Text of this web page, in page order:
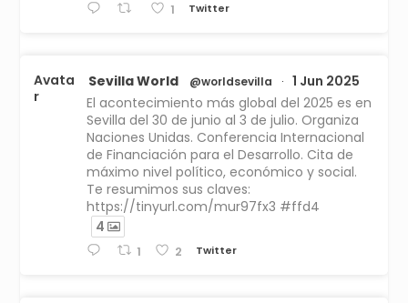
1 Twitter
Avata
r
Sevilla World @worldsevilla ·
1 Jun 2025
El acontecimiento más global del 2025 es en
Sevilla del 30 de junio al 3 de julio. Organiza
Naciones Unidas. Conferencia Internacional
de Financiación para el Desarrollo. Cita de
máximo nivel político, económico y social.
Te resumimos sus claves:
https://tinyurl.com/mur97fx3 #ffd4
4
1 2 Twitter